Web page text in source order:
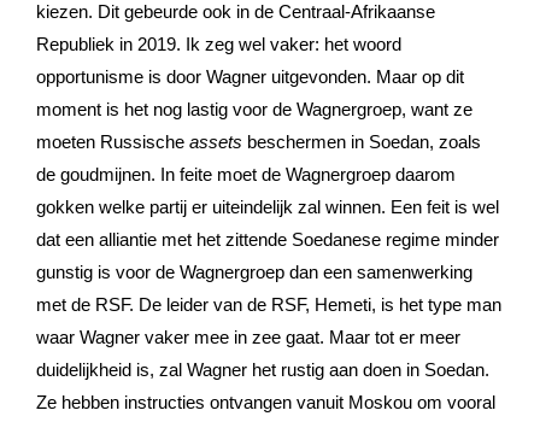
kiezen. Dit gebeurde ook in de Centraal-Afrikaanse
Republiek in 2019. Ik zeg wel vaker: het woord
opportunisme is door Wagner uitgevonden. Maar op dit
moment is het nog lastig voor de Wagnergroep, want ze
moeten Russische assets beschermen in Soedan, zoals
de goudmijnen. In feite moet de Wagnergroep daarom
gokken welke partij er uiteindelijk zal winnen. Een feit is wel
dat een alliantie met het zittende Soedanese regime minder
gunstig is voor de Wagnergroep dan een samenwerking
met de RSF. De leider van de RSF, Hemeti, is het type man
waar Wagner vaker mee in zee gaat. Maar tot er meer
duidelijkheid is, zal Wagner het rustig aan doen in Soedan.
Ze hebben instructies ontvangen vanuit Moskou om vooral